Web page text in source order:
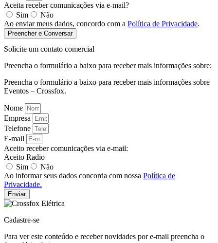
Aceita receber comunicações via e-mail?
Sim
Não
Ao enviar meus dados, concordo com a Política de Privacidade.
Preencher e Conversar
Solicite um contato comercial
Preencha o formulário a baixo para receber mais informações sobre:
Preencha o formulário a baixo para receber mais informações sobre
Eventos – Crossfox.
Nome
Empresa
Telefone
E-mail
Aceito receber comunicações via e-mail:
Aceito Radio
Sim
Não
Ao informar seus dados concorda com nossa Política de
Privacidade.
Enviar
Cadastre-se
Para ver este conteúdo e receber novidades por e-mail preencha o